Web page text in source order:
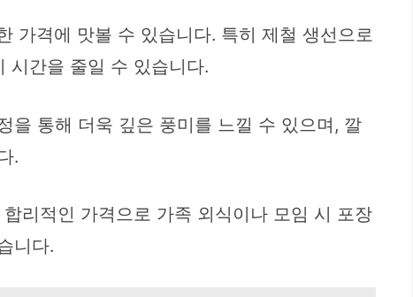
가격에 맛볼 수 있습니다. 특히 제철 생선으로
시간을 줄일 수 있습니다.
을 통해 더욱 깊은 풍미를 느낄 수 있으며, 깔
.
리적인 가격으로 가족 외식이나 모임 시 포장
니다.